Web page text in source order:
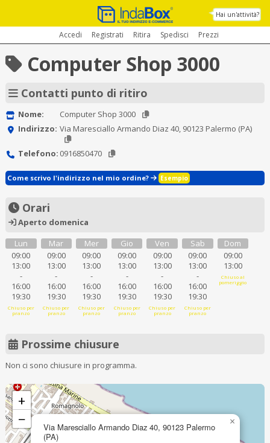
Hai un'attività?
Accedi Registrati Ritira Spedisci Prezzi
Computer Shop 3000
Contatti punto di ritiro
Nome:
Computer Shop 3000
Indirizzo: Via Maresciallo Armando Diaz 40, 90123 Palermo (PA)
Telefono: 0916850470
Come scrivo l'indirizzo nel mio ordine? Esempio
Orari
Aperto domenica
Lun
09:00
13:00
-
16:00
19:30
Chiuso per
pranzo
Mar
09:00
13:00
-
16:00
19:30
Chiuso per
pranzo
Mer
09:00
13:00
-
16:00
19:30
Chiuso per
pranzo
Gio
09:00
13:00
-
16:00
19:30
Chiuso per
pranzo
Ven
09:00
13:00
-
16:00
19:30
Chiuso per
pranzo
Sab
09:00
13:00
-
16:00
19:30
Chiuso per
pranzo
Dom
09:00
13:00
Chiuso al
pomeriggio
Prossime chiusure
Non ci sono chiusure in programma.
Via Maresciallo Armando Diaz 40, 90123 Palermo
(PA)
×
+
−